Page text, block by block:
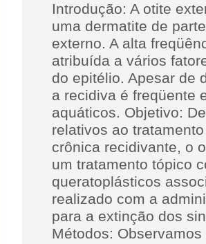
Introdução: A otite
uma dermatite de
externo. A alta
atribuída a vários
do epitélio. Apesar de
a recidiva é freqüente
aquáticos. Objetivo:
relativos ao
crônica recidivante, o
um tratamento tópico
queratoplásticos
realizado com a
para a extinção dos
Métodos: